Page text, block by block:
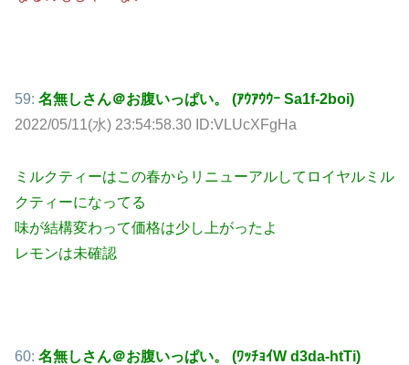
59: 名無しさん＠お腹いっぱい。 (ｱｳｱｳｳｰ Sa1f-2boi)
2022/05/11(水) 23:54:58.30 ID:VLUcXFgHa
ミルクティーはこの春からリニューアルしてロイヤルミル
クティーになってる
味が結構変わって価格は少し上がったよ
レモンは未確認
60: 名無しさん＠お腹いっぱい。 (ﾜｯﾁｮｲW d3da-htTi)